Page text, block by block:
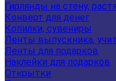
Гирлянды на стену,
Конверт для денег
Копилки, сувениры
Ленты выпускника,
Ленты для подарков
Наклейки для подарков
Открытки